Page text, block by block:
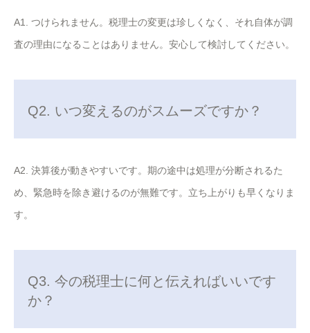
A1. つけられません。税理士の変更は珍しくなく、それ自体が調
査の理由になることはありません。安心して検討してください。
Q2. いつ変えるのがスムーズですか？
A2. 決算後が動きやすいです。期の途中は処理が分断されるた
め、緊急時を除き避けるのが無難です。立ち上がりも早くなりま
す。
Q3. 今の税理士に何と伝えればいいです
か？